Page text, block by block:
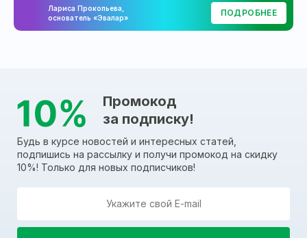
Лариса Прокопьева,
основатель «Эвалар»
ПОДРОБНЕЕ
Промокод
за подписку!
Будь в курсе новостей и интересных статей,
подпишись на рассылку и получи промокод на скидку
10%! Только для новых подписчиков!